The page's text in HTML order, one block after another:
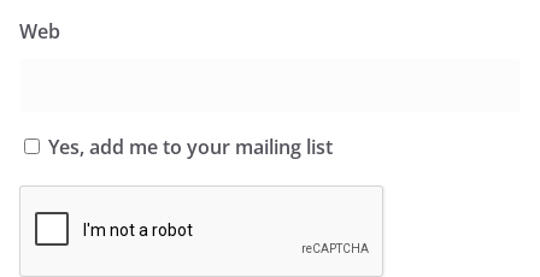
Web
Yes, add me to your mailing list